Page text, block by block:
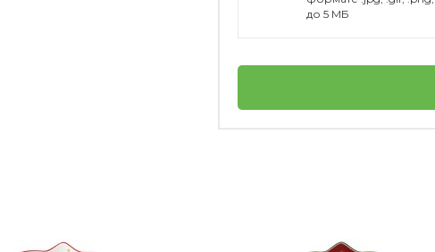
до 5 МБ